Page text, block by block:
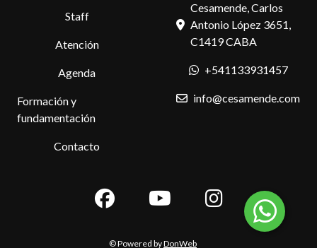
Staff
Atención
Agenda
Formación y
fundamentación
Contacto
Cesamende, Carlos
Antonio López 3651,
C1419 CABA
+541133931457
info@cesamende.com
© Powered byDonWeb